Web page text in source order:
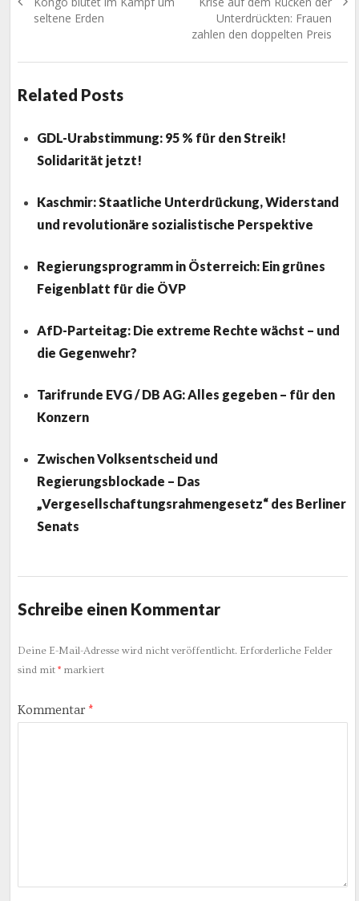
post:
seltene Erden
post:Unterdrückten: Frauen
zahlen den doppelten Preis
Related Posts
GDL-Urabstimmung: 95 % für den Streik!
Solidarität jetzt!
Kaschmir: Staatliche Unterdrückung, Widerstand
und revolutionäre sozialistische Perspektive
Regierungsprogramm in Österreich: Ein grünes
Feigenblatt für die ÖVP
AfD-Parteitag: Die extreme Rechte wächst – und
die Gegenwehr?
Tarifrunde EVG / DB AG: Alles gegeben – für den
Konzern
Zwischen Volksentscheid und
Regierungsblockade – Das
„Vergesellschaftungsrahmengesetz“ des Berliner
Senats
Schreibe einen Kommentar
Deine E-Mail-Adresse wird nicht veröffentlicht. Erforderliche Felder
sind mit *markiert
Kommentar *